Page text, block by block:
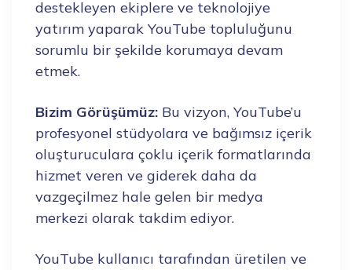
destekleyen ekiplere ve teknolojiye
yatırım yaparak YouTube topluluğunu
sorumlu bir şekilde korumaya devam
etmek.
Bizim Görüşümüz: Bu vizyon, YouTube’u
profesyonel stüdyolara ve bağımsız içerik
oluşturuculara çoklu içerik formatlarında
hizmet veren ve giderek daha da
vazgeçilmez hale gelen bir medya
merkezi olarak takdim ediyor.
YouTube kullanıcı tarafından üretilen ve